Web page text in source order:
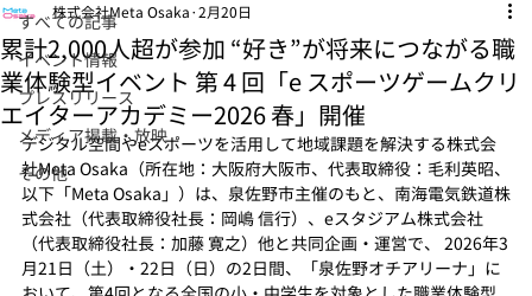
すべての記事
イベント情報
プレスリリース
メディア掲載・放映
その他
累計2,000人超が参加 “好き”が将来につながる職
業体験型イベント 第 4 回「e スポーツゲームクリ
エイターアカデミー2026 春」開催
株式会社Meta Osaka 2月20日
デジタル空間やeスポーツを活用して地域課題を解決する株式会
社Meta Osaka（所在地：大阪府大阪市、代表取締役：毛利英昭、
以下「Meta Osaka」）は、泉佐野市主催のもと、南海電気鉄道株
式会社（代表取締役社長：岡嶋 信行）、eスタジアム株式会社
（代表取締役社長：加藤 寛之）他と共同企画・運営で、 2026年3
月21日（土）・22日（日）の2日間、「泉佐野オチアリーナ」に